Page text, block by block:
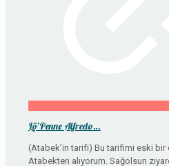
Lö’Penne Alfredo…
(Atabek’in tarifi) Bu tarifimi eski
Atabekten alıyorum. Sağolsun